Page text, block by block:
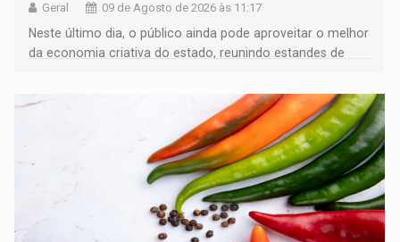
Geral 09 de Agosto de 2026 às 11:17
Neste último dia, o público ainda pode aproveitar o melhor
da economia criativa do estado, reunindo estandes de